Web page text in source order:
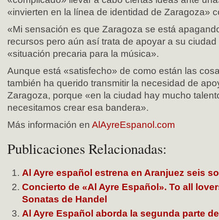
«invierten en la línea de identidad de Zaragoza»
«Mi sensación es que Zaragoza se está
recursos pero aún así trata de apoyar a su
«situación precaria para la música».
Aunque está «satisfecho» de como están las
también ha querido transmitir la necesidad de
Zaragoza, porque «en la ciudad hay mucho
necesitamos crear esa bandera».
Más información en AlAyreEspanol.com
Publicaciones Relacionadas:
Al Ayre español estrena en Aranjuez seis
Concierto de «Al Ayre Español». To all
Sonatas de Handel
Al Ayre Español aborda la segunda parte